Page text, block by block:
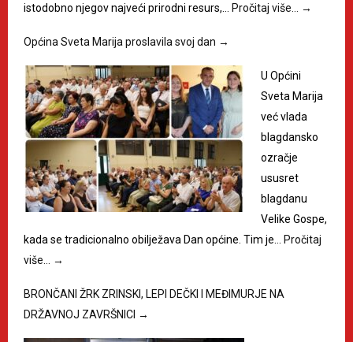
istodobno njegov najveći prirodni resurs,…
Pročitaj više… →
Općina Sveta Marija proslavila svoj dan →
U Općini
Sveta Marija
već vlada
blagdansko
ozračje
ususret
blagdanu
Velike Gospe,
kada se tradicionalno obilježava Dan općine. Tim je…
Pročitaj
više…
→
BRONČANI ŽRK ZRINSKI, LEPI DEČKI I MEĐIMURJE NA
DRŽAVNOJ ZAVRŠNICI →